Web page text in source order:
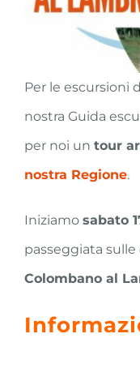
Per le escursioni
nostra Guida
per noi un tour
nostra Regione.
Iniziamo sabato
passeggiata
Colombano al